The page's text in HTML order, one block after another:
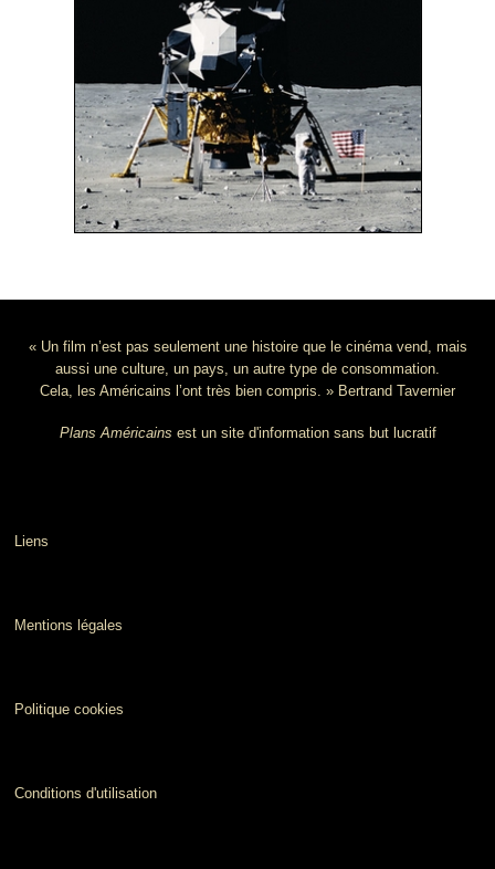
« Un film n’est pas seulement une histoire que le cinéma vend, mais
aussi une culture, un pays, un autre type de consommation.
Cela, les Américains l’ont très bien compris. » Bertrand Tavernier
Plans Américains est un site d'information sans but lucratif
Liens
Mentions légales
Politique cookies
Conditions d'utilisation